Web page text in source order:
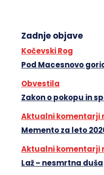
Zadnje objave
Kočevski Rog
Pod Macesnovo
Obvestila
Zakon o pokopu in
Aktualni komentarji
Memento za leto
Aktualni komentarji
Laž – nesmrtna duša